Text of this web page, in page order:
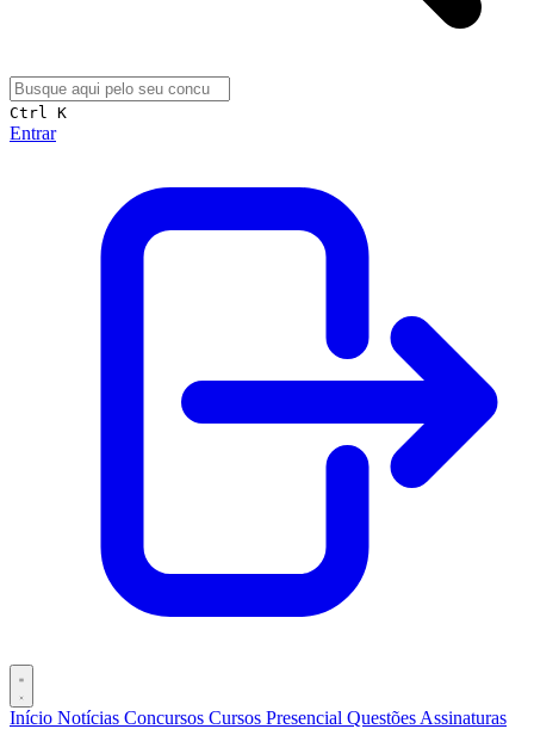
Ctrl K
Entrar
Início Notícias Concursos Cursos Presencial Questões Assinaturas